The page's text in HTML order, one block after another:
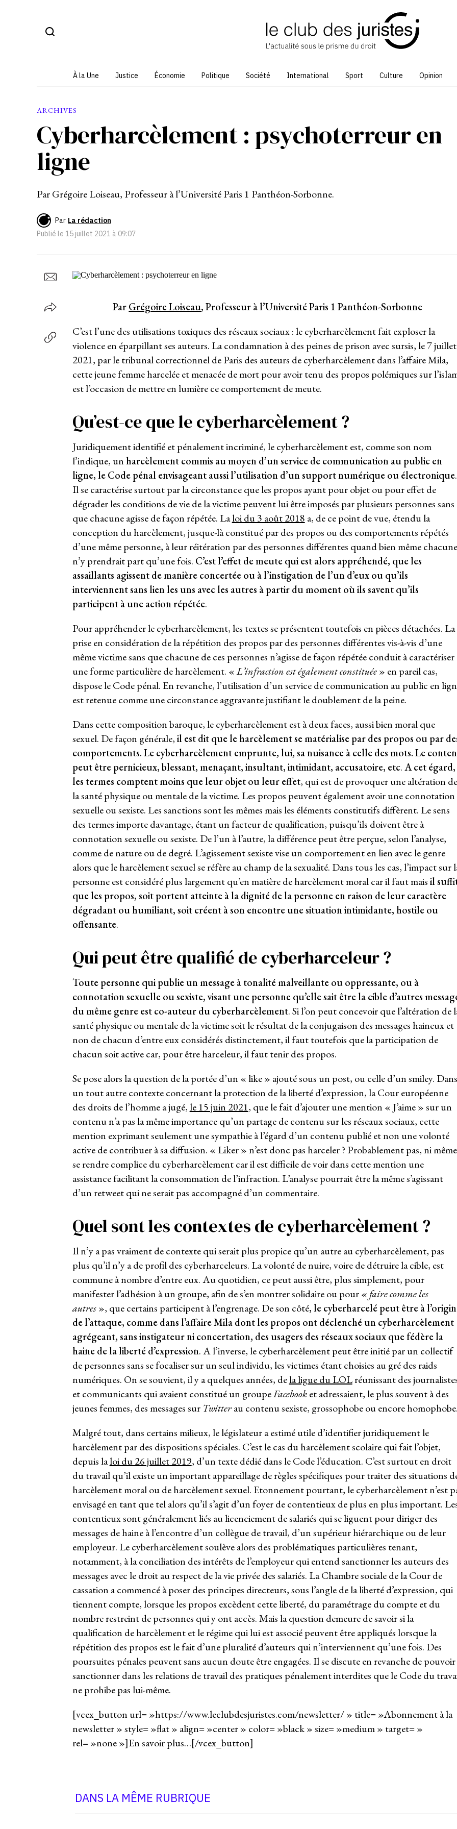
À la Une Justice Économie Politique Société International Sport Culture Opinion
ARCHIVES
Cyberharcèlement : psychoterreur en
ligne
Par Grégoire Loiseau, Professeur à l’Université Paris 1 Panthéon-Sorbonne.
Par La rédaction
Publié le 15 juillet 2021 à 09:07
ParGrégoire Loiseau, Professeur à l’Université Paris 1 Panthéon-Sorbonne
C’est l’une des utilisations toxiques des réseaux sociaux : le cyberharcèlement fait exploser la
violence en éparpillant ses auteurs. La condamnation à des peines de prison avec sursis, le 7 juillet
2021, par le tribunal correctionnel de Paris des auteurs de cyberharcèlement dans l’affaire Mila,
cette jeune femme harcelée et menacée de mort pour avoir tenu des propos polémiques sur
est l’occasion de mettre en lumière ce comportement de meute.
Qu’est-ce que le cyberharcèlement ?
Juridiquement identifié et pénalement incriminé, le cyberharcèlement est, comme son nom
l’indique, unharcèlement commis au moyen d’un service de communication au public en
ligne, le Code pénal envisageant aussi l’utilisation d’un support numérique ou électronique.
Il se caractérise surtout par la circonstance que les propos ayant pour objet ou pour effet de
dégrader les conditions de vie de la victime peuvent lui être imposés par plusieurs personnes sans
que chacune agisse de façon répétée. Laloi du 3 août 2018 a, de ce point de vue, étendu la
conception du harcèlement, jusque-là constitué par des propos ou des comportements répétés
d’une même personne, à leur réitération par des personnes différentes quand bien même chacune
n’y prendrait part qu’une fois. C’est l’effet de meute qui est alors appréhendé, que les
assaillants agissent de manière concertée ou à l’instigation de l’un d’eux ou qu’ils
interviennent sans lien les uns avec les autres à partir du moment où ils savent qu’ils
participent à une action répétée.
Pour appréhender le cyberharcèlement, les textes se présentent toutefois en pièces détachées. La
prise en considération de la répétition des propos par des personnes différentes vis-à-vis d’une
même victime sans que chacune de ces personnes n’agisse de façon répétée conduit à caractériser
une forme particulière de harcèlement. «L’infraction est également constituée» en pareil cas,
dispose le Code pénal. En revanche, l’utilisation d’un service de communication au public en
est retenue comme une circonstance aggravante justifiant le doublement de la peine.
Dans cette composition baroque, le cyberharcèlement est à deux faces, aussi bien moral que
sexuel. De façon générale,il est dit que le harcèlement se matérialise par des propos ou par
comportements. Le cyberharcèlement emprunte, lui, sa nuisance à celle des mots. Le
peut être pernicieux, blessant, menaçant, insultant, intimidant, accusatoire, etc.A cet égard,
les termes comptent moins que leur objet ou leur effet, qui est de provoquer une altération de
la santé physique ou mentale de la victime. Les propos peuvent également avoir une connotation
sexuelle ou sexiste. Les sanctions sont les mêmes mais les éléments constitutifs diffèrent. Le sens
des termes importe davantage, étant un facteur de qualification, puisqu’ils doivent être à
connotation sexuelle ou sexiste. De l’un à l’autre, la différence peut être perçue, selon l’analyse,
comme de nature ou de degré. L’agissement sexiste vise un comportement en lien avec le genre
alors que le harcèlement sexuel se réfère au champ de la sexualité. Dans tous les cas, l’impact sur
personne est considéré plus largement qu’en matière de harcèlement moral car il faut maisil
que les propos, soit portent atteinte à la dignité de la personne en raison de leur caractère
dégradant ou humiliant, soit créent à son encontre une situation intimidante, hostile ou
offensante.
Qui peut être qualifié de cyberharceleur ?
Toute personne qui publie un message à tonalité malveillante ou oppressante, ou à
connotation sexuelle ou sexiste, visant une personne qu’elle sait être la cible d’autres
du même genre est co-auteur du cyberharcèlement. Si l’on peut concevoir que l’altération de
santé physique ou mentale de la victime soit le résultat de la conjugaison des messages haineux et
non de chacun d’entre eux considérés distinctement, il faut toutefois que la participation de
chacun soit active car, pour être harceleur, il faut tenir des propos.
Se pose alors la question de la portée d’un « like » ajouté sous un post, ou celle d’un smiley. Dans
un tout autre contexte concernant la protection de la liberté d’expression, la Cour européenne
des droits de l’homme a jugé,le 15 juin 2021, que le fait d’ajouter une mention « J’aime » sur un
contenu n’a pas la même importance qu’un partage de contenu sur les réseaux sociaux, cette
mention exprimant seulement une sympathie à l’égard d’un contenu publié et non une volonté
active de contribuer à sa diffusion. « Liker » n’est donc pas harceler ? Probablement pas, ni même
se rendre complice du cyberharcèlement car il est difficile de voir dans cette mention une
assistance facilitant la consommation de l’infraction. L’analyse pourrait être la même s’agissant
d’un retweet qui ne serait pas accompagné d’un commentaire.
Quel sont les contextes de cyberharcèlement ?
Il n’y a pas vraiment de contexte qui serait plus propice qu’un autre au cyberharcèlement, pas
plus qu’il n’y a de profil des cyberharceleurs. La volonté de nuire, voire de détruire la cible, est
commune à nombre d’entre eux. Au quotidien, ce peut aussi être, plus simplement, pour
manifester l’adhésion à un groupe, afin de s’en montrer solidaire ou pour « faire comme les
autres», que certains participent à l’engrenage. De son côté, le cyberharcelé peut être à
de l’attaque, comme dans l’affaire Mila dont les propos ont déclenché un cyberharcèlement
agrégeant, sans instigateur ni concertation, des usagers des réseaux sociaux que fédère la
haine de la liberté d’expression. A l’inverse, le cyberharcèlement peut être initié par un collectif
de personnes sans se focaliser sur un seul individu, les victimes étant choisies au gré des raids
numériques. On se souvient, il y a quelques années, dela ligue du LOLréunissant des
et communicants qui avaient constitué un groupeFacebooket adressaient, le plus souvent à des
jeunes femmes, des messages sur Twitterau contenu sexiste, grossophobe ou encore
Malgré tout, dans certains milieux, le législateur a estimé utile d’identifier juridiquement le
harcèlement par des dispositions spéciales. C’est le cas du harcèlement scolaire qui fait l’objet,
depuis laloi du 26 juillet 2019, d’un texte dédié dans le Code l’éducation. C’est surtout en droit
du travail qu’il existe un important appareillage de règles spécifiques pour traiter des situations
harcèlement moral ou de harcèlement sexuel. Etonnement pourtant, le cyberharcèlement n’est
envisagé en tant que tel alors qu’il s’agit d’un foyer de contentieux de plus en plus important.
contentieux sont généralement liés au licenciement de salariés qui se liguent pour diriger des
messages de haine à l’encontre d’un collègue de travail, d’un supérieur hiérarchique ou de leur
employeur. Le cyberharcèlement soulève alors des problématiques particulières tenant,
notamment, à la conciliation des intérêts de l’employeur qui entend sanctionner les auteurs des
messages avec le droit au respect de la vie privée des salariés. La Chambre sociale de la Cour de
cassation a commencé à poser des principes directeurs, sous l’angle de la liberté d’expression, qui
tiennent compte, lorsque les propos excèdent cette liberté, du paramétrage du compte et du
nombre restreint de personnes qui y ont accès. Mais la question demeure de savoir si la
qualification de harcèlement et le régime qui lui est associé peuvent être appliqués lorsque la
répétition des propos est le fait d’une pluralité d’auteurs qui n’interviennent qu’une fois. Des
poursuites pénales peuvent sans aucun doute être engagées. Il se discute en revanche de pouvoir
sanctionner dans les relations de travail des pratiques pénalement interdites que le Code du
ne prohibe pas lui-même.
[vcex_button url= »https://www.leclubdesjuristes.com/newsletter/ » title= »Abonnement à la
newsletter » style= »flat » align= »center » color= »black » size= »medium » target= »
rel= »none »]En savoir plus…[/vcex_button]
DANS LA MÊME RUBRIQUE